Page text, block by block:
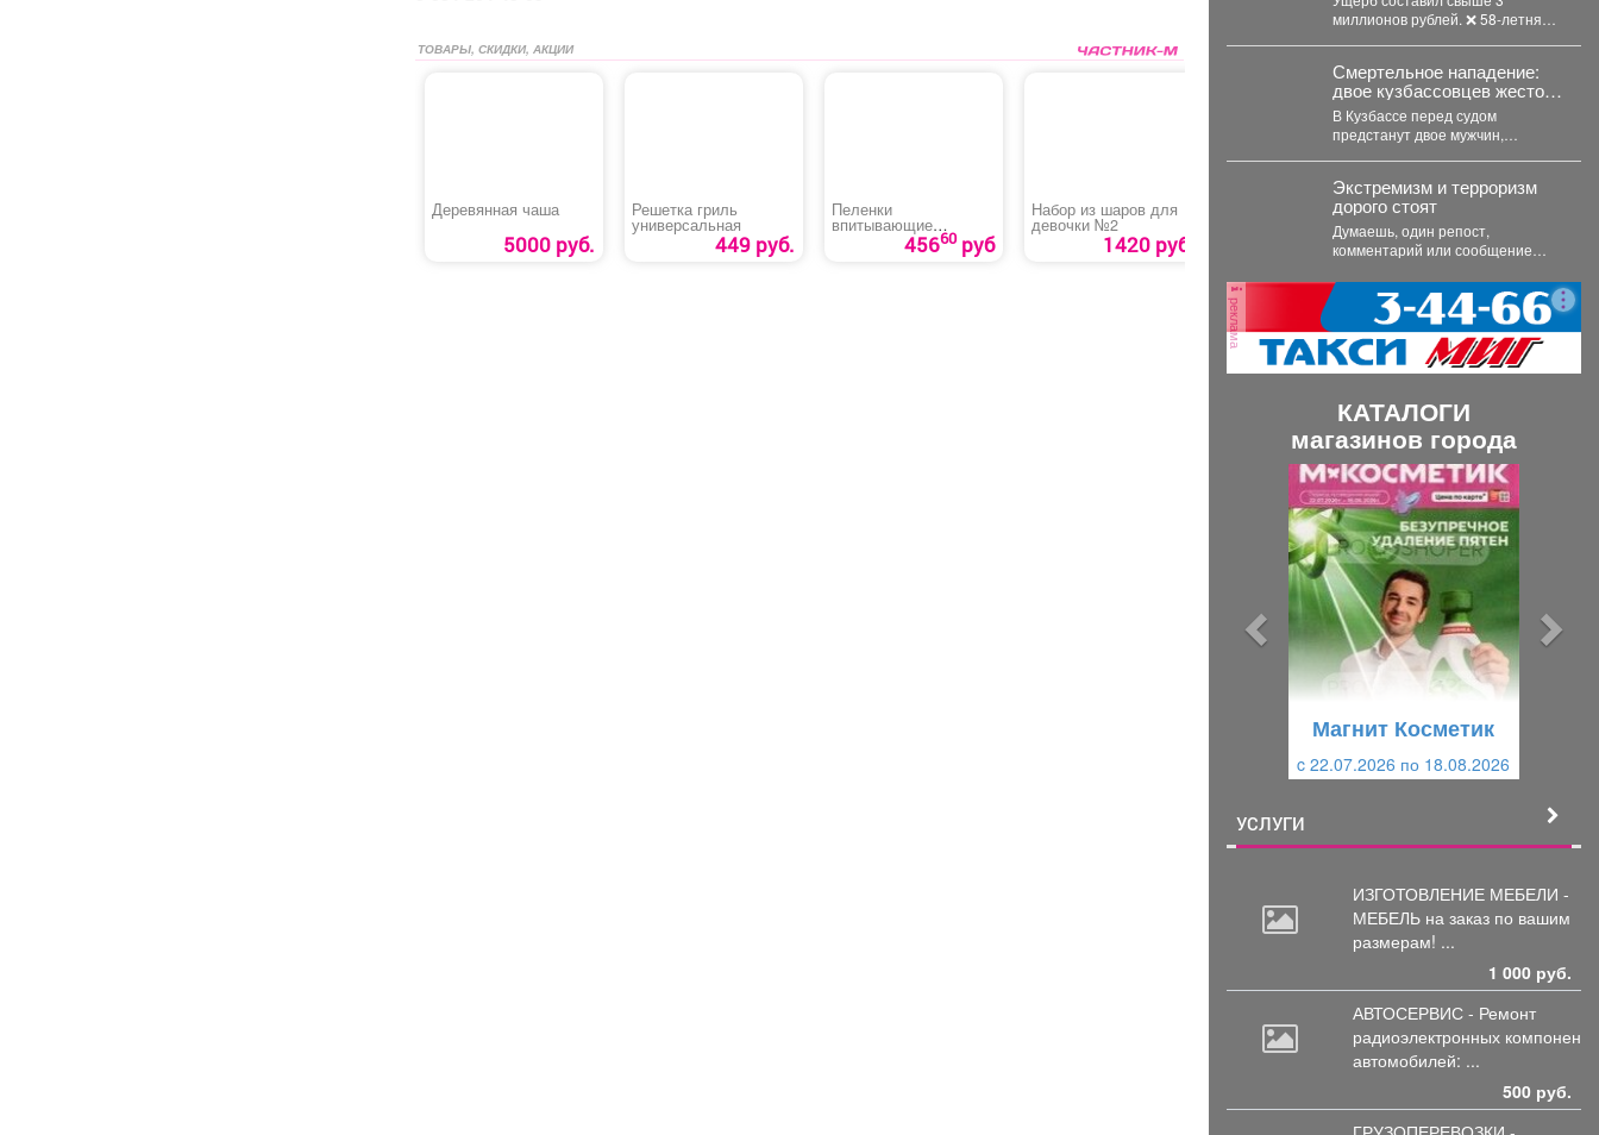
ТОВАРЫ, СКИДКИ, АКЦИИ
Деревянная чаша
5000 руб.
Решетка гриль
универсальная
449 руб.
Пеленки
впитывающие
«Медлил» эконом
45660руб
Набор из шаров для
девочки №2
1420 руб.
Шары и цифры
фольгированные
«Супер комбо»5750 руб.
Фонарь ручной
439 руб.
58 лет.
миллионов рублей. ❌ 58-летняя
Смертельное нападение:
двое кузбассовцев жестоко
расправились с прохожим
В Кузбассе перед судом
предстанут двое мужчин,
Экстремизм и терроризм
дорого стоят
Думаешь, один репост,
комментарий или сообщение
деле у каждого
противоправного...
реклама
КАТАЛОГИ
магазинов города
Магнит Косметик
c 22.07.2026 по 18.08.2026
УСЛУГИ
ИЗГОТОВЛЕНИЕ МЕБЕЛИ -
МЕБЕЛЬ на заказ по вашим
размерам! ...
1 000 руб.
АВТОСЕРВИС - Ремонт
радиоэлектронных
автомобилей: ...
500 руб.